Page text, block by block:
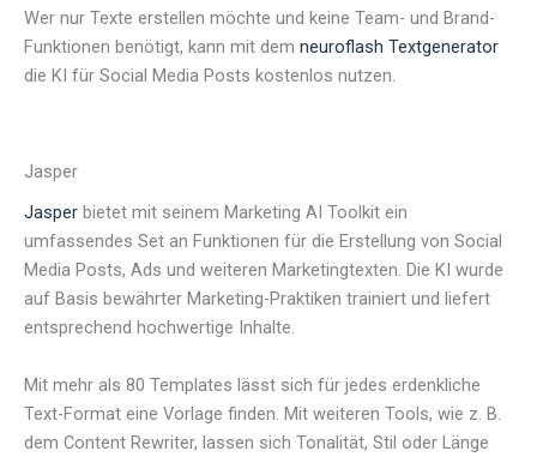
Wer nur Texte erstellen möchte und keine Team- und Brand-
Funktionen benötigt, kann mit dem neuroflash Textgenerator
die KI für Social Media Posts kostenlos nutzen.
Jasper
Jasper bietet mit seinem Marketing AI Toolkit ein
umfassendes Set an Funktionen für die Erstellung von Social
Media Posts, Ads und weiteren Marketingtexten. Die KI wurde
auf Basis bewährter Marketing-Praktiken trainiert und liefert
entsprechend hochwertige Inhalte.
Mit mehr als 80 Templates lässt sich für jedes erdenkliche
Text-Format eine Vorlage finden. Mit weiteren Tools, wie z. B.
dem Content Rewriter, lassen sich Tonalität, Stil oder Länge